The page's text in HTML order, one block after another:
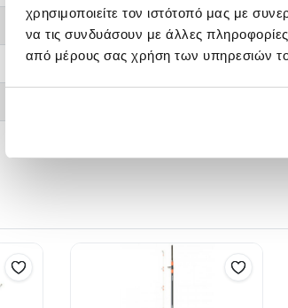
χρησιμοποιείτε τον ιστότοπό μας με
να τις συνδυάσουν με άλλες
από μέρους σας χρήση των υπηρεσιών
MOD ΜΗΚΟΣ
CAFU67B 6.00m